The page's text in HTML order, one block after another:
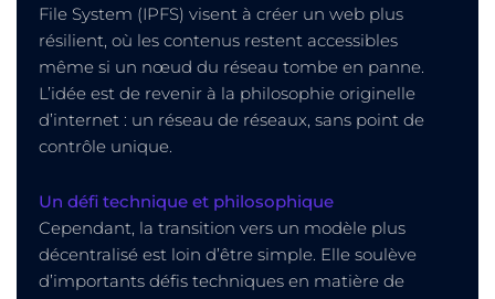
File System (IPFS) visent à créer un web plus
résilient, où les contenus restent accessibles
même si un nœud du réseau tombe en panne.
L’idée est de revenir à la philosophie originelle
d’internet : un réseau de réseaux, sans point de
contrôle unique.
Un défi technique et philosophique
Cependant, la transition vers un modèle plus
décentralisé est loin d’être simple. Elle soulève
d’importants défis techniques en matière de